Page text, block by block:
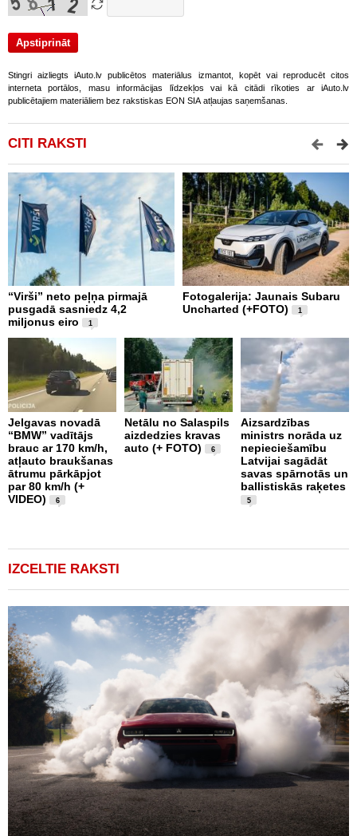
Stingri aizliegts iAuto.lv publicētos materiālus izmantot, kopēt vai reproducēt citos
interneta portālos, masu informācijas līdzekļos vai kā citādi rīkoties ar iAuto.lv
publicētajiem materiāliem bez rakstiskas EON SIA atļaujas saņemšanas.
CITI RAKSTI
“Virši” neto peļņa pirmajā
pusgadā sasniedz 4,2
miljonus eiro
1
Fotogalerija: Jaunais Subaru
Uncharted (+FOTO)
1
Jelgavas novadā
“BMW” vadītājs
brauc ar 170 km/h,
atļauto braukšanas
ātrumu pārkāpjot
par 80 km/h (+
VIDEO)
6
Netālu no Salaspils
aizdedzies kravas
auto (+ FOTO)
6
Aizsardzības
ministrs norāda uz
nepieciešamību
Latvijai sagādāt
savas spārnotās un
ballistiskās raķetes
5
IZCELTIE RAKSTI